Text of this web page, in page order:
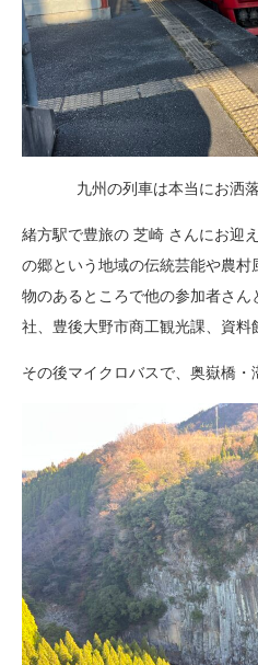
九州の列車は本当にお洒
緒方駅で豊旅の 芝崎 さんにお迎
の郷という地域の伝統芸能や農
物のあるところで他の参加者さ
社、豊後大野市商工観光課、資料
その後マイクロバスで、奥嶽橋・